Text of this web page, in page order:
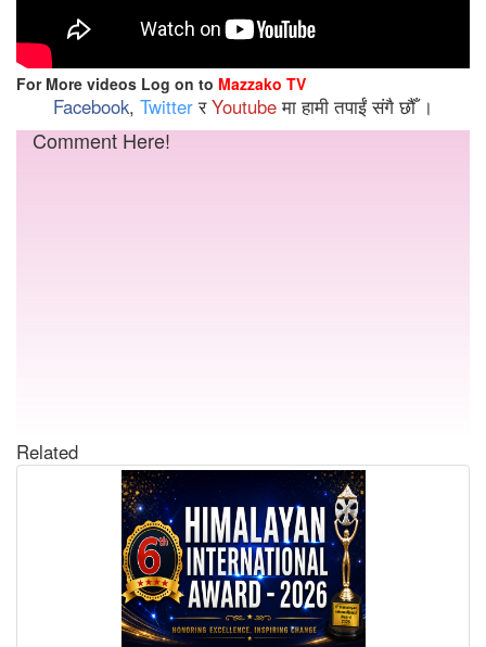
For More videos Log on to Mazzako TV
Facebook, TwitterरYoutubeमा हामी तपाईं संगै छौँ ।
Comment Here!
Related